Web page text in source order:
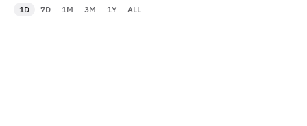
1D 7D 1M 3M 1Y ALL